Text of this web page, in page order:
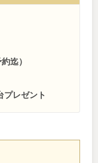
迄）
プレゼント